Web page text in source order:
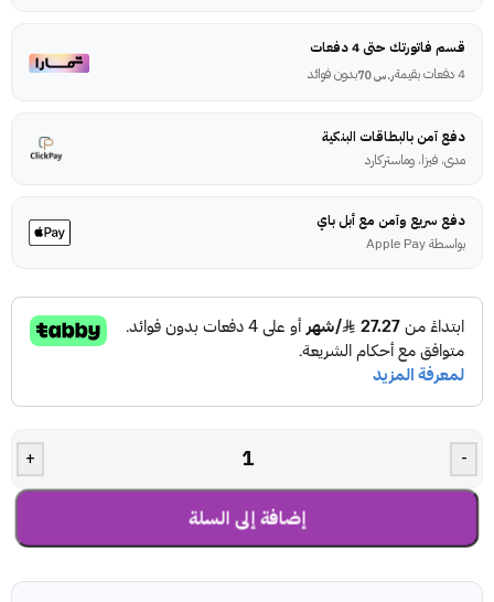
قسم فاتورتك حتى 4 دفعات
4 دفعات بقيمة
ر.س70 بدون فوائد
دفع آمن بالبطاقات البنكية
مدى، فيزا، وماستركارد
دفع سريع وآمن مع أبل باي
بواسطة Apple Pay
-
+
إضافة إلى السلة